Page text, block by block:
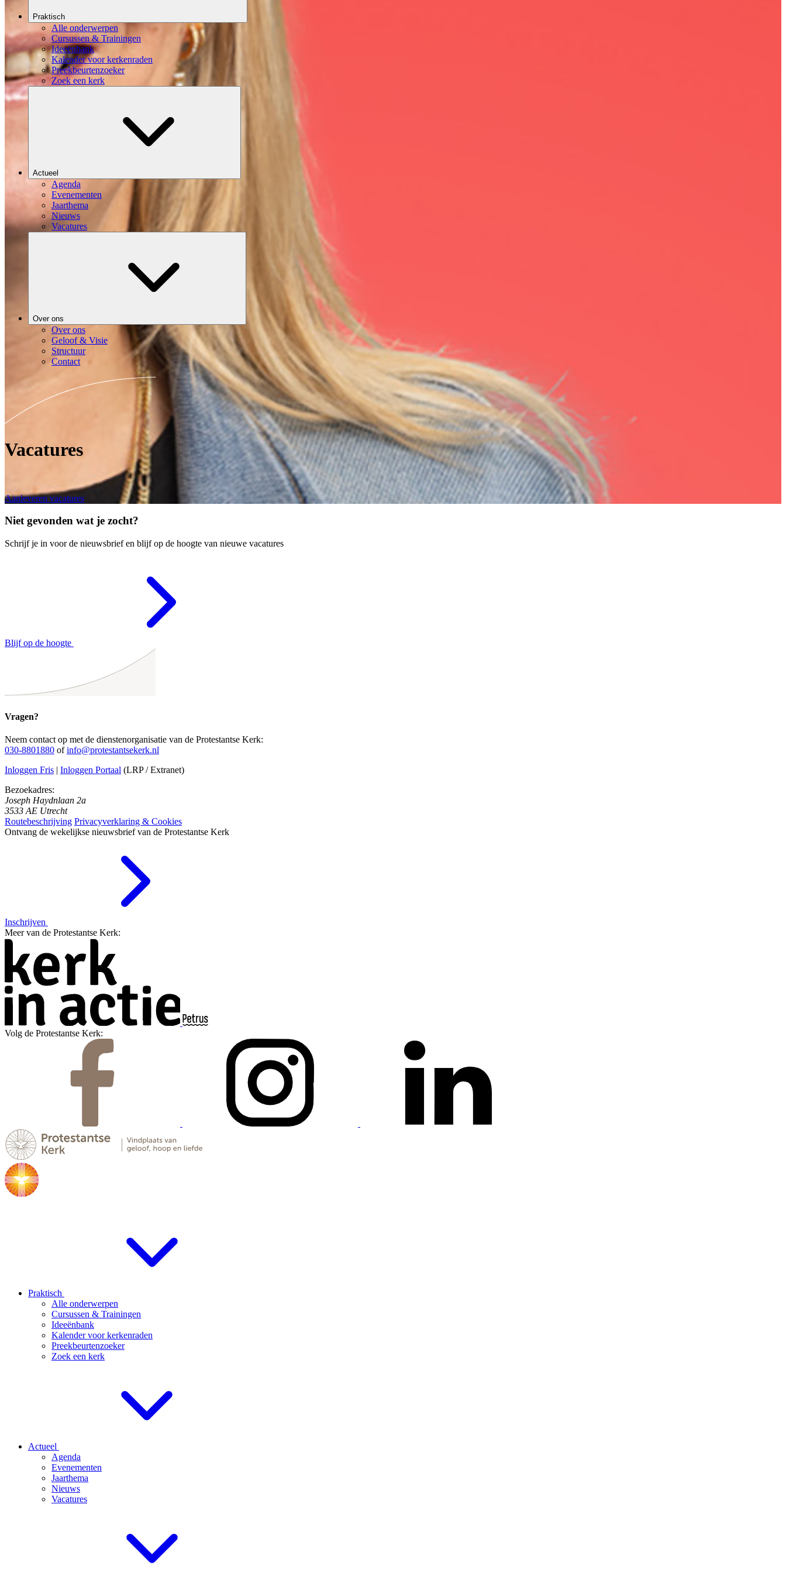
Praktisch
Alle onderwerpen
Cursussen & Trainingen
Ideeënbank
Kalender voor kerkenraden
Preekbeurtenzoeker
Zoek een kerk
Actueel
Agenda
Evenementen
Jaarthema
Nieuws
Vacatures
Over ons
Over ons
Geloof & Visie
Structuur
Contact
Vacatures
Aanleveren vacatures
Niet gevonden wat je zocht?
Schrijf je in voor de nieuwsbrief en blijf op de hoogte van nieuwe vacatures
Blijf op de hoogte
Vragen?
Neem contact op met de dienstenorganisatie van de Protestantse Kerk:
030-8801880 ofinfo@protestantsekerk.nl
Inloggen Fris | Inloggen Portaal (LRP / Extranet)
Bezoekadres:
Joseph Haydnlaan 2a
3533 AE Utrecht
Routebeschrijving Privacyverklaring & Cookies
Ontvang de wekelijkse nieuwsbrief van de Protestantse Kerk
Inschrijven
Meer van de Protestantse Kerk:
Volg de Protestantse Kerk:
Praktisch
Alle onderwerpen
Cursussen & Trainingen
Ideeënbank
Kalender voor kerkenraden
Preekbeurtenzoeker
Zoek een kerk
Actueel
Agenda
Evenementen
Jaarthema
Nieuws
Vacatures